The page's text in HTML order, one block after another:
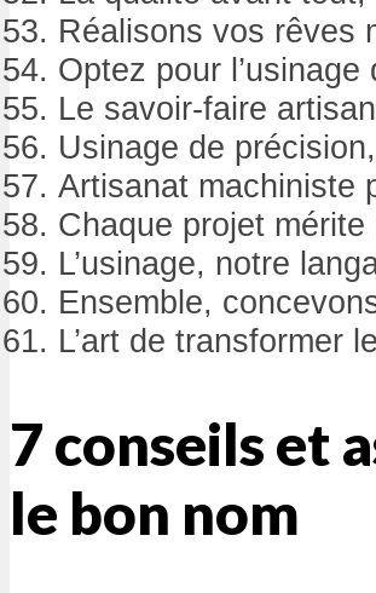
Réalisons vos rêves
Optez pour
Le savoir-faire
Usinage de
Artisanat machiniste
Chaque projet
L’usinage, notre
Ensemble,
L’art de transformer
7 conseils et
le bon nom